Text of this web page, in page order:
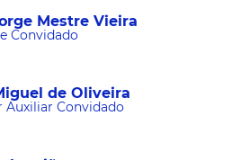
Mestre Vieira
Convidado
de Oliveira
Auxiliar Convidado